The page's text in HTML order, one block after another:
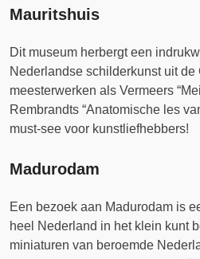
Mauritshuis
Dit museum herbergt een
Nederlandse schilderkunst uit
meesterwerken als Vermeers
Rembrandts “Anatomische les
must-see voor kunstliefhebbers!
Madurodam
Een bezoek aan Madurodam is
heel Nederland in het klein kunt
miniaturen van beroemde